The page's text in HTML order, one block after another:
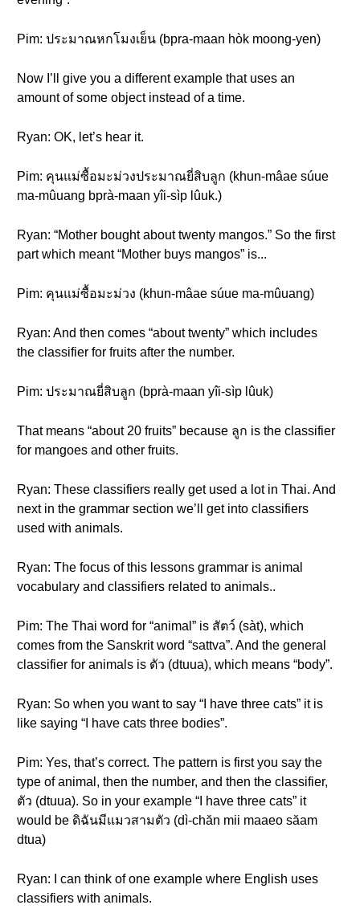
Pim: ประมาณหกโมงเย็น (bpra-maan hòk moong-yen)
Now I’ll give you a different example that uses an
amount of some object instead of a time.
Ryan: OK, let’s hear it.
Pim: คุนแม่ซื้อมะม่วงประมาณยี่สิบลูก (khun-mâae súue
ma-mûuang bprà-maan yîi-sìp lûuk.)
Ryan: “Mother bought about twenty mangos.” So the first
part which meant “Mother buys mangos” is...
Pim: คุนแม่ซื้อมะม่วง (khun-mâae súue ma-mûuang)
Ryan: And then comes “about twenty” which includes
the classifier for fruits after the number.
Pim: ประมาณยี่สิบลูก (bprà-maan yîi-sìp lûuk)
That means “about 20 fruits” because ลูก is the classifier
for mangoes and other fruits.
Ryan: These classifiers really get used a lot in Thai. And
next in the grammar section we’ll get into classifiers
used with animals.
Ryan: The focus of this lessons grammar is animal
vocabulary and classifiers related to animals..
Pim: The Thai word for “animal” is สัตว์ (sàt), which
comes from the Sanskrit word “sattva”. And the general
classifier for animals is ตัว (dtuua), which means “body”.
Ryan: So when you want to say “I have three cats” it is
like saying “I have cats three bodies”.
Pim: Yes, that’s correct. The pattern is first you say the
type of animal, then the number, and then the classifier,
ตัว (dtuua). So in your example “I have three cats” it
would be ดิฉันมีแมวสามตัว (dì-chăn mii maaeo săam
dtua)
Ryan: I can think of one example where English uses
classifiers with animals.